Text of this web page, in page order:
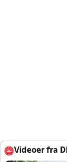
Videoer fra